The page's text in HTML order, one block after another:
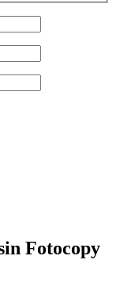
Fotocopy